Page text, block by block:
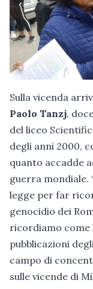
Sulla vicenda
Paolo Tanzj,
del liceo
degli anni 2000,
quanto accadde
guerra mondiale.
legge per far
genocidio dei
ricordiamo come
pubblicazioni
campo di
sulle vicende di